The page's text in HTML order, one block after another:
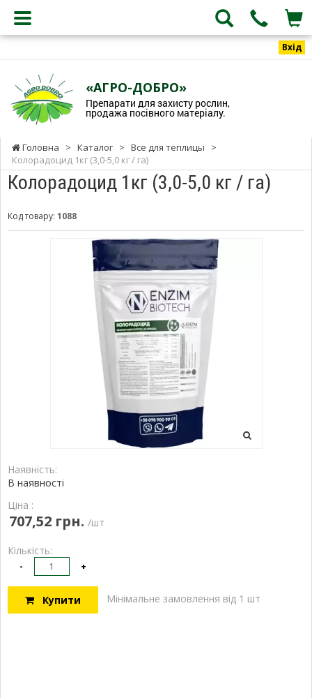
Вхід
«АГРО-ДОБРО»
Препарати для захисту рослин,
продажа посівного матеріалу.
Головна > Каталог > Все для теплицы
>
Колорадоцид 1кг (3,0-5,0 кг / га)
Колорадоцид 1кг (3,0-5,0 кг / га)
Код товару: 1088
Наявність:
В наявності
Ціна :
707,52 грн. /шт
Кількість:
- +
Купити Мінімальне замовлення від 1 шт